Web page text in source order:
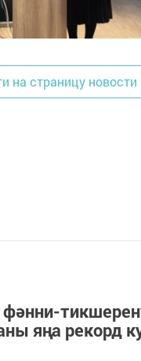
на страницу новости
фәнни-
яңа рекорд